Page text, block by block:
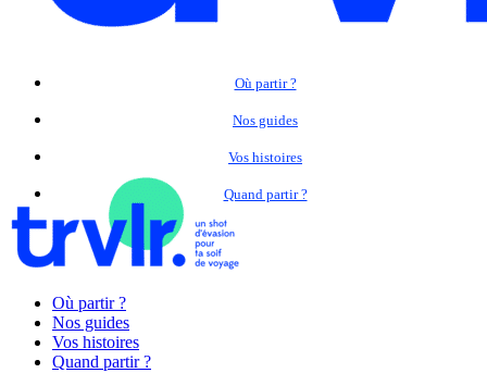
Où partir ?
Nos guides
Vos histoires
Quand partir ?
Où partir ?
Nos guides
Vos histoires
Quand partir ?